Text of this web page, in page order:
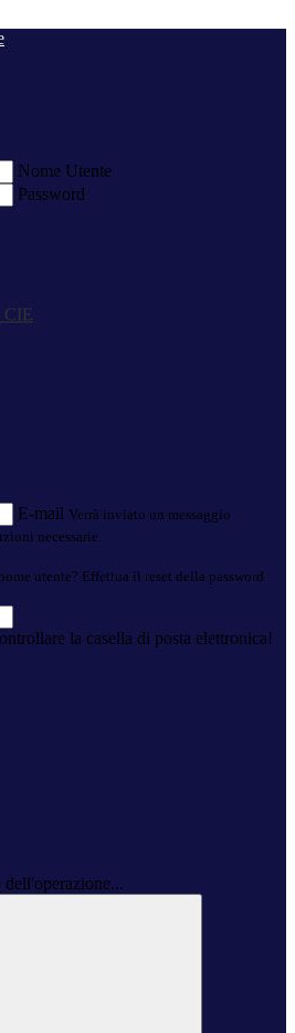
Nome Utente
Password
CIE
E-mail Verrà inviato un messaggio
necessarie.
utente? Effettua il reset della password
la casella di posta elettronica!